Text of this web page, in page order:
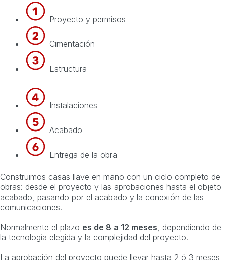
Proyecto y permisos
Cimentación
Estructura
Instalaciones
Acabado
Entrega de la obra
Construimos casas llave en mano con un ciclo completo de
obras: desde el proyecto y las aprobaciones hasta el objeto
acabado, pasando por el acabado y la conexión de las
comunicaciones.
Normalmente el plazo es de 8 a 12 meses, dependiendo de
la tecnología elegida y la complejidad del proyecto.
La aprobación del proyecto puede llevar hasta 2 ó 3 meses,